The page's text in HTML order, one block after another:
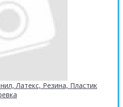
Латекс, Резина, Пластик